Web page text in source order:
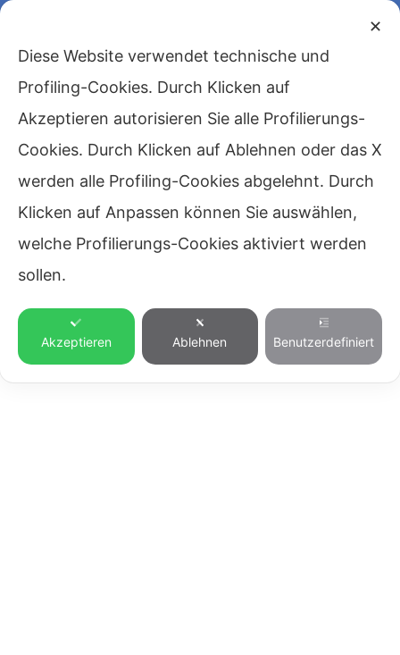
✕
Diese Website verwendet technische und
Profiling-Cookies. Durch Klicken auf
Akzeptieren autorisieren Sie alle Profilierungs-
Cookies. Durch Klicken auf Ablehnen oder das X
werden alle Profiling-Cookies abgelehnt. Durch
Klicken auf Anpassen können Sie auswählen,
welche Profilierungs-Cookies aktiviert werden
sollen.
Akzeptieren Ablehnen Benutzerdefiniert